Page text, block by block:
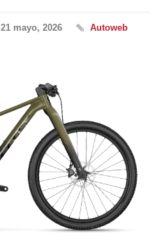
21 mayo, 2026 Autoweb